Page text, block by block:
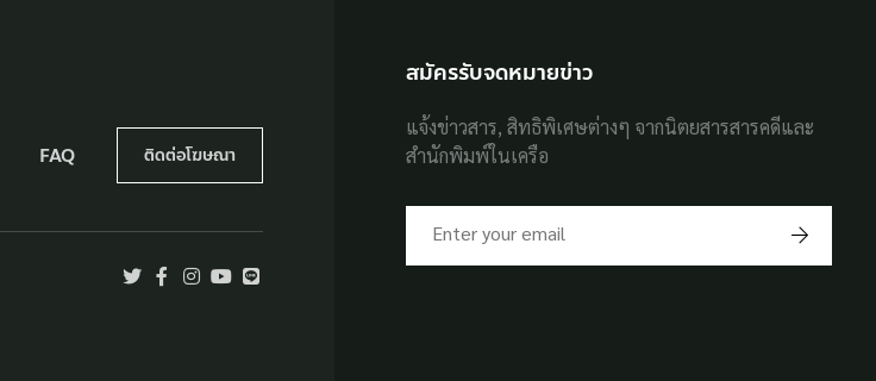
FAQ ติดต่อโฆษณา
สมัครรับจดหมายข่าว
แจ้งข่าวสาร, สิทธิพิเศษต่างๆ จากนิตยสารสารคดีและ
สำนักพิมพ์ในเครือ